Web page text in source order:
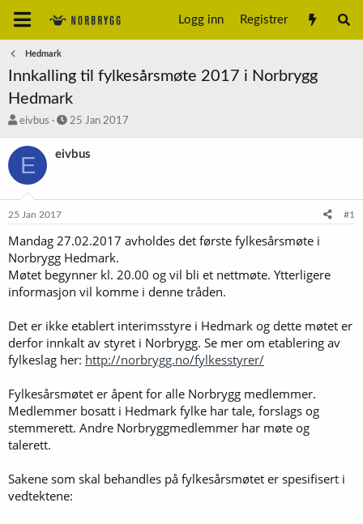
Logg inn Registrer
Hedmark
Innkalling til fylkesårsmøte 2017 i Norbrygg
Hedmark
T
å
t
r
eivbus
S
a
o
25 Jan 2017
E eivbus
25 Jan 2017 #1
Mandag 27.02.2017 avholdes det første fylkesårsmøte i
Norbrygg Hedmark.
Møtet begynner kl. 20.00 og vil bli et nettmøte. Ytterligere
informasjon vil komme i denne tråden.
Det er ikke etablert interimsstyre i Hedmark og dette møtet er
derfor innkalt av styret i Norbrygg. Se mer om etablering av
fylkeslag her: http://norbrygg.no/fylkesstyrer/
Fylkesårsmøtet er åpent for alle Norbrygg medlemmer.
Medlemmer bosatt i Hedmark fylke har tale, forslags og
stemmerett. Andre Norbryggmedlemmer har møte og
talerett.
Sakene som skal behandles på fylkesårsmøtet er spesifisert i
vedtektene: